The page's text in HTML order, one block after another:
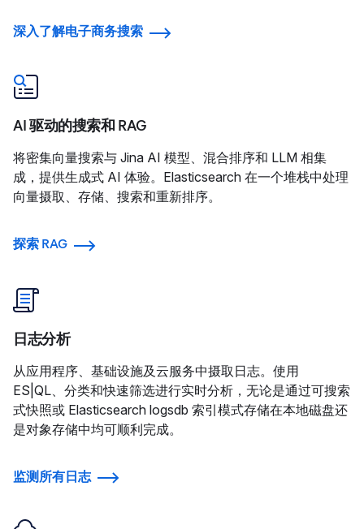
深入了解电子商务搜索
AI 驱动的搜索和 RAG
将密集向量搜索与 Jina AI 模型、混合排序和 LLM 相集
成，提供生成式 AI 体验。Elasticsearch 在一个堆栈中处理
向量摄取、存储、搜索和重新排序。
探索 RAG
日志分析
从应用程序、基础设施及云服务中摄取日志。使用
ES|QL、分类和快速筛选进行实时分析，无论是通过可搜索
式快照或 Elasticsearch logsdb 索引模式存储在本地磁盘还
是对象存储中均可顺利完成。
监测所有日志